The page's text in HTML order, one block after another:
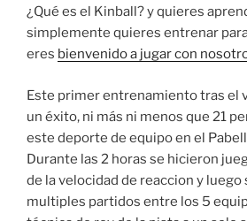
¿Qué es el Kinball? y quieres
simplemente quieres entrenar
eres bienvenido a jugar con
Este primer entrenamiento tras el
un éxito, ni más ni menos que 21
este deporte de equipo en el
Durante las 2 horas se hicieron
de la velocidad de reaccion y luego
multiples partidos entre los 5